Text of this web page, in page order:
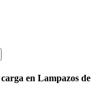
en Lampazos de